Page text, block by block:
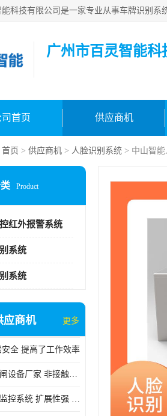
广州市百灵智能科
司首页 供应商机
首页 > 供应商机 > 人脸识别系统 > 中山智
Product
红外报警系统
系统
系统
应商机 更多
全 提高了工作效率
人行通道闸设备厂家 非接触性 对用户的隐私更加尊重
河源安防监控系统 扩展性强 能够长时间稳定运行